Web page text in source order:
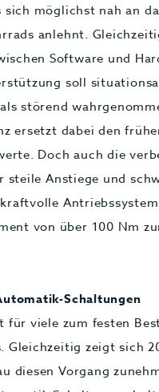
sich möglichst nah an
anlehnt.
Software und
soll
störend
ersetzt dabei den
Doch auch die
steile Anstiege und
von über 100 Nm
Schaltungen
für viele zum festen
Gleichzeitig zeigt sich
diesen Vorgang